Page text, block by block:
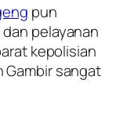
pun
pelayanan
kepolisian
Gambir sangat